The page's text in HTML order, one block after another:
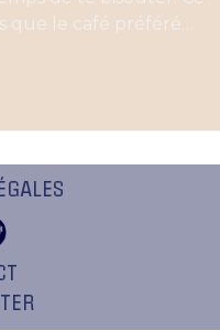
que le café préféré…